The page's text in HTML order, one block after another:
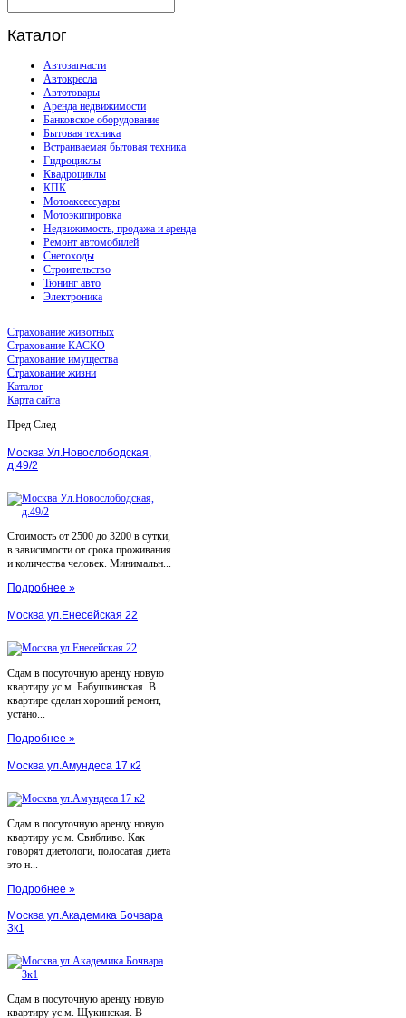
Каталог
Автозапчасти
Автокресла
Автотовары
Аренда недвижимости
Банковское оборудование
Бытовая техника
Встраиваемая бытовая техника
Гидроциклы
Квадроциклы
КПК
Мотоаксессуары
Мотоэкипировка
Недвижимость, продажа и аренда
Ремонт автомобилей
Снегоходы
Строительство
Тюнинг авто
Электроника
Страхование животных
Страхование КАСКО
Страхование имущества
Страхование жизни
Каталог
Карта сайта
Пред След
Москва Ул.Новослободская,
д.49/2
Стоимость от 2500 до 3200 в сутки,
в зависимости от срока проживания
и количества человек. Минимальн...
Подробнее »
Москва ул.Енесейская 22
Сдам в посуточную аренду новую
квартиру ус.м. Бабушкинская. В
квартире сделан хороший ремонт,
устано...
Подробнее »
Москва ул.Амундеса 17 к2
Сдам в посуточную аренду новую
квартиру ус.м. Свибливо. Как
говорят диетологи, полосатая диета
это н...
Подробнее »
Москва ул.Академика Бочвара
3к1
Сдам в посуточную аренду новую
квартиру ус.м. Щукинская. В